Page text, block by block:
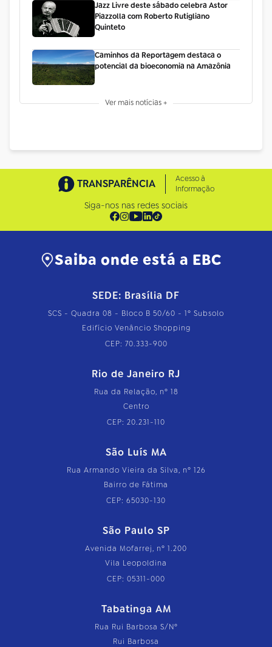
Jazz Livre deste sábado celebra Astor
Piazzolla com Roberto Rutigliano
Quinteto
Caminhos da Reportagem destaca o
potencial da bioeconomia na Amazônia
Ver mais notícias +
TRANSPARÊNCIA
Acesso à
Informação
Siga-nos nas redes sociais
Saiba onde está a EBC
SEDE: Brasília DF
SCS - Quadra 08 - Bloco B 50/60 - 1º Subsolo
Edifício Venâncio Shopping
CEP: 70.333-900
Rio de Janeiro RJ
Rua da Relação, nº 18
Centro
CEP: 20.231-110
São Luís MA
Rua Armando Vieira da Silva, nº 126
Bairro de Fátima
CEP: 65030-130
São Paulo SP
Avenida Mofarrej, nº 1.200
Vila Leopoldina
CEP: 05311-000
Tabatinga AM
Rua Rui Barbosa S/Nº
Rui Barbosa